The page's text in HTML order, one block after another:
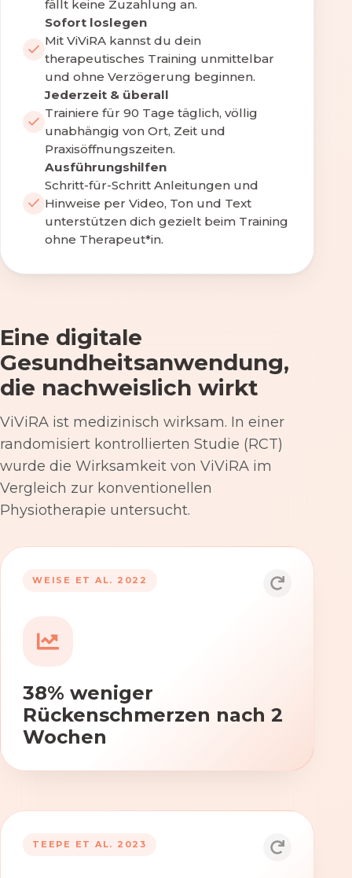
fällt keine Zuzahlung an.
Sofort loslegen
Mit ViViRA kannst du dein
therapeutisches Training unmittelbar
und ohne Verzögerung beginnen.
Jederzeit & überall
Trainiere für 90 Tage täglich, völlig
unabhängig von Ort, Zeit und
Praxisöffnungszeiten.
Ausführungshilfen
Schritt-für-Schritt Anleitungen und
Hinweise per Video, Ton und Text
unterstützen dich gezielt beim Training
ohne Therapeut*in.
Eine digitale
Gesundheitsanwendung,
die nachweislich wirkt
ViViRA ist medizinisch wirksam. In einer
randomisiert kontrollierten Studie (RCT)
wurde die Wirksamkeit von ViViRA im
Vergleich zur konventionellen
Physiotherapie untersucht.
WEISE ET AL. 2022
38% weniger
Rückenschmerzen nach 2
Wochen
53% nach 12 Wochen
TEEPE ET AL. 2023
Durch die Anwendung von ViViRA